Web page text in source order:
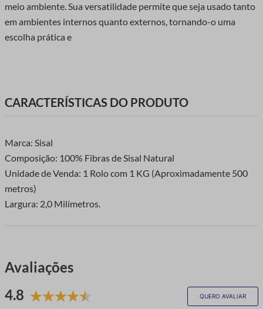
meio ambiente. Sua versatilidade permite que seja usado tanto
em ambientes internos quanto externos, tornando-o uma
escolha prática e
CARACTERÍSTICAS DO PRODUTO
Marca: Sisal
Composição: 100% Fibras de Sisal Natural
Unidade de Venda: 1 Rolo com 1 KG (Aproximadamente 500
metros)
Largura: 2,0 Milímetros.
Avaliações
4.8
QUERO AVALIAR